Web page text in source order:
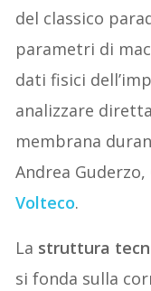
del classico
parametri di
dati fisici
analizzare
membrana
Andrea
Volteco.
La struttura
si fonda sulla